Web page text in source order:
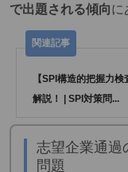
で出題される傾向に
【SPI構造的把握力
解説！ | SPI対策問...
志望企業通過
問題